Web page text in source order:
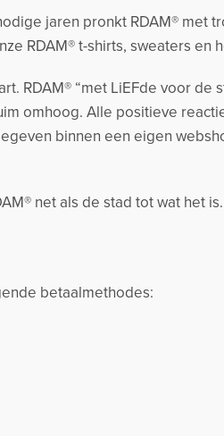
jaren pronkt RDAM® met
RDAM® t-shirts, sweaters en
RDAM® “met LiEFde voor de
omhoog. Alle positieve
binnen een eigen
net als de stad tot wat het
betaalmethodes: